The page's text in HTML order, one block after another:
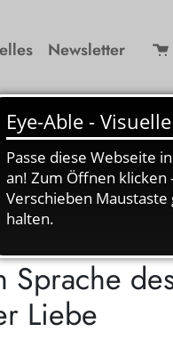
Newsletter
0
< 13. von 299
Sprache
Liebe